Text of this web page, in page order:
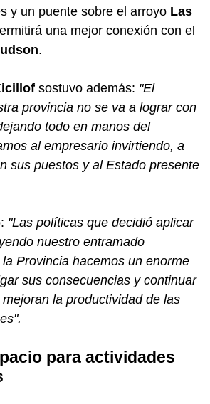
y un puente sobre el arroyo Las
una mejor conexión con el
.
sostuvo además: "El
provincia no se va a lograr con
todo en manos del
al empresario invirtiendo, a
sus puestos y al Estado presente
"Las políticas que decidió aplicar
nuestro entramado
Provincia hacemos un enorme
sus consecuencias y continuar
la productividad de las
para actividades